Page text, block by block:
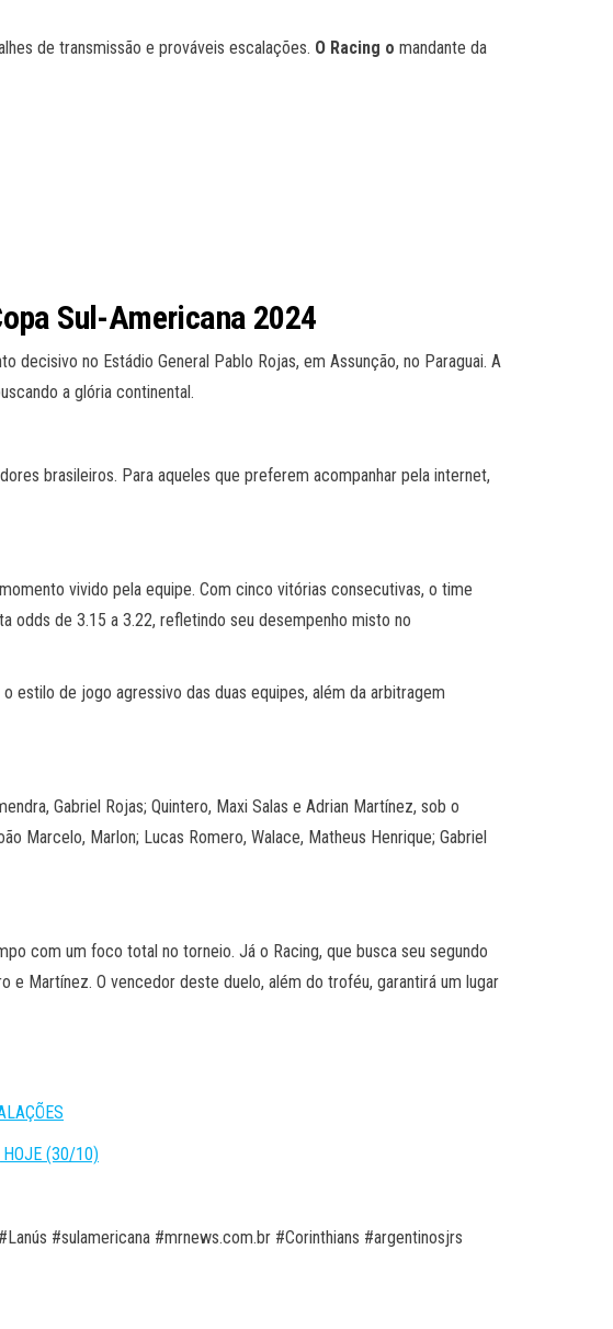
de transmissão e prováveis escalações. O Racing o mandante da
Sul-Americana 2024
no Estádio General Pablo Rojas, em Assunção, no Paraguai. A
a glória continental.
brasileiros. Para aqueles que preferem acompanhar pela internet,
vivido pela equipe. Com cinco vitórias consecutivas, o time
odds de 3.15 a 3.22, refletindo seu desempenho misto no
estilo de jogo agressivo das duas equipes, além da arbitragem
Gabriel Rojas; Quintero, Maxi Salas e Adrian Martínez, sob o
Marcelo, Marlon; Lucas Romero, Walace, Matheus Henrique; Gabriel
com um foco total no torneio. Já o Racing, que busca seu segundo
Martínez. O vencedor deste duelo, além do troféu, garantirá um lugar
HOJE (30/10)
#sulamericana #mrnews.com.br #Corinthians #argentinosjrs